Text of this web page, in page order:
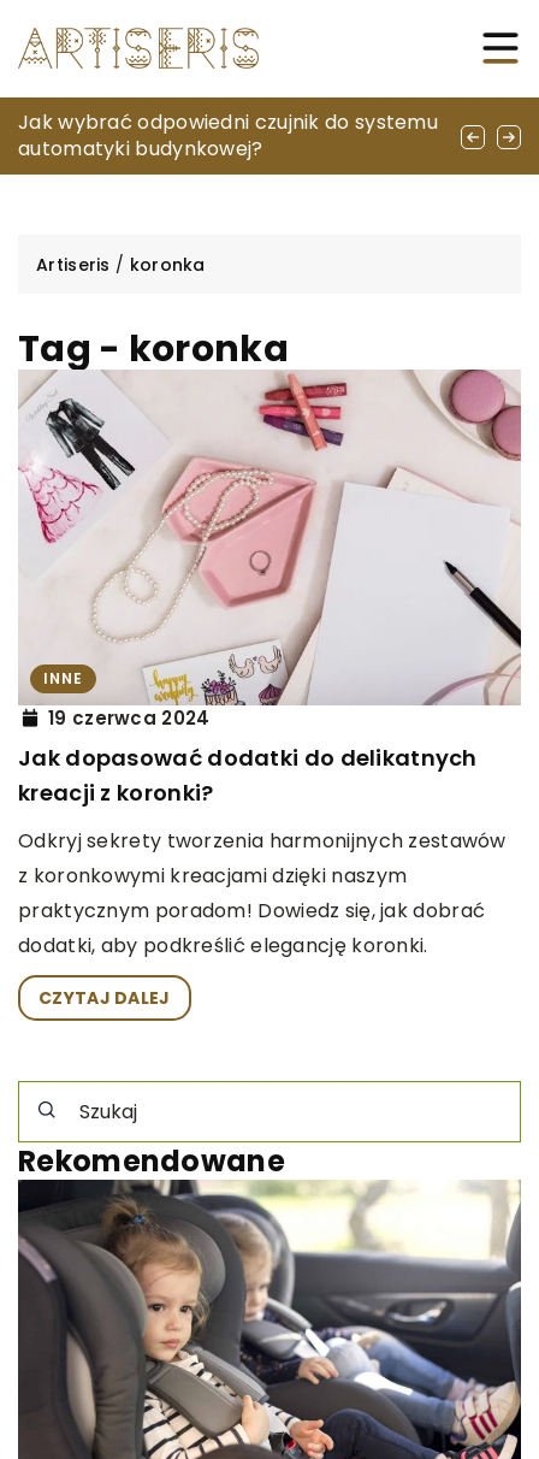
Saszetka damska – Twój stylowy i
praktyczny dodatek
Jak wybrać odpowiedni czujnik do systemu
automatyki budynkowej?
Jak wybrać idealny żakiet plus size dla
siebie?
Artiseris / koronka
Tag - koronka
INNE
19 czerwca 2024
Jak dopasować dodatki do delikatnych
kreacji z koronki?
Odkryj sekrety tworzenia harmonijnych zestawów
z koronkowymi kreacjami dzięki naszym
praktycznym poradom! Dowiedz się, jak dobrać
dodatki, aby podkreślić elegancję koronki.
CZYTAJ DALEJ
Rekomendowane